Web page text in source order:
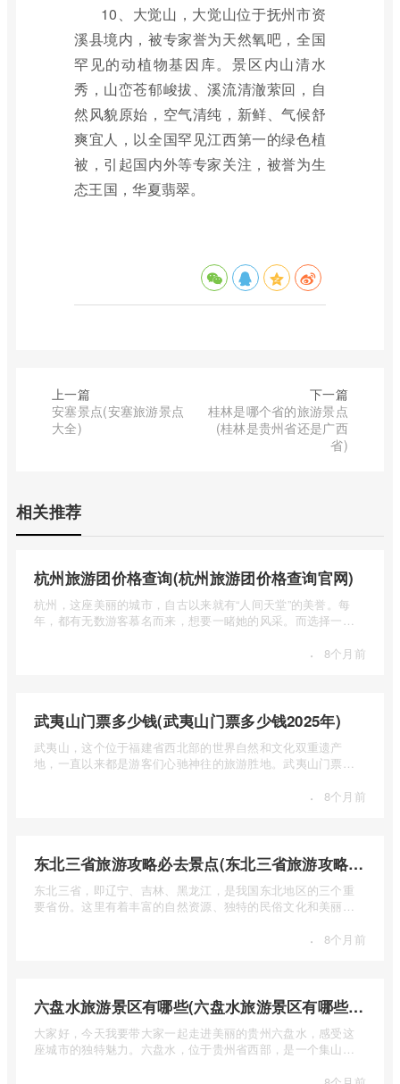
10、大觉山，大觉山位于抚州市资
溪县境内，被专家誉为天然氧吧，全国
罕见的动植物基因库。景区内山清水
秀，山峦苍郁峻拔、溪流清澈萦回，自
然风貌原始，空气清纯，新鲜、气候舒
爽宜人，以全国罕见江西第一的绿色植
被，引起国内外等专家关注，被誉为生
态王国，华夏翡翠。
上一篇
安塞景点(安塞旅游景点
大全)
下一篇
桂林是哪个省的旅游景点
(桂林是贵州省还是广西
省)
相关推荐
杭州旅游团价格查询(杭州旅游团价格查询官网)
杭州，这座美丽的城市，自古以来就有“人间天堂”的美誉。每
年，都有无数游客慕名而来，想要一睹她的风采。而选择一个
· 8个月前
武夷山门票多少钱(武夷山门票多少钱2025年)
武夷山，这个位于福建省西北部的世界自然和文化双重遗产
地，一直以来都是游客们心驰神往的旅游胜地。武夷山门票多
· 8个月前
东北三省旅游攻略必去景点(东北三省旅游攻略必去景点视频介绍)
东北三省，即辽宁、吉林、黑龙江，是我国东北地区的三个重
要省份。这里有着丰富的自然资源、独特的民俗文化和美丽的
· 8个月前
六盘水旅游景区有哪些(六盘水旅游景区有哪些景点值得去)
大家好，今天我要带大家一起走进美丽的贵州六盘水，感受这
座城市的独特魅力。六盘水，位于贵州省西部，是一个集山水